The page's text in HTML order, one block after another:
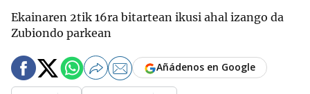
Ekainaren 2tik 16ra bitartean ikusi ahal izango da
Zubiondo parkean
Añádenos en Google